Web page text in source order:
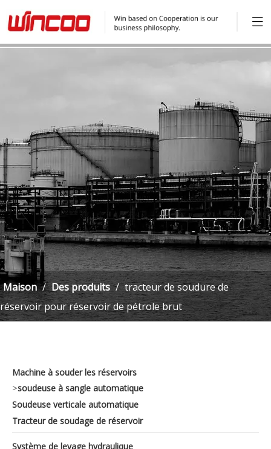
Maison / Des produits / tracteur de soudure de
réservoir pour réservoir de pétrole brut
Machine à souder les réservoirs
>soudeuse à sangle automatique
Soudeuse verticale automatique
Tracteur de soudage de réservoir
Système de levage hydraulique